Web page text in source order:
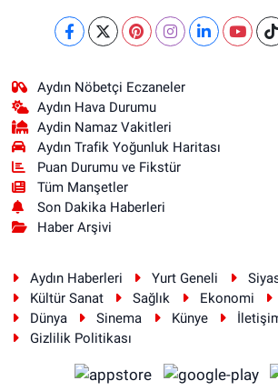
Aydın Nöbetçi Eczaneler
Aydın Hava Durumu
Aydin Namaz Vakitleri
Aydın Trafik Yoğunluk Haritası
Puan Durumu ve Fikstür
Tüm Manşetler
Son Dakika Haberleri
Haber Arşivi
Aydın Haberleri Yurt Geneli
Kültür Sanat
Sağlık Ekonomi
Dünya
Sinema Künye
Gizlilik Politikası